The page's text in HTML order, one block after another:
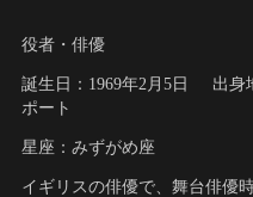
役者・俳優
誕生日：1969年2月5日
出身
ポート
星座：みずがめ座
イギリスの俳優で、舞台俳優